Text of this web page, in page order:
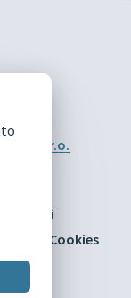
s.r.o.
Nastaviť Cookies